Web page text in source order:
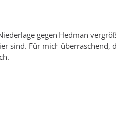
gegen Hedman
sind. Für mich überraschend,